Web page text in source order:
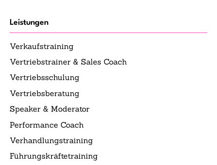
Leistungen
Verkaufstraining
Vertriebstrainer & Sales Coach
Vertriebsschulung
Vertriebsberatung
Speaker & Moderator
Performance Coach
Verhandlungstraining
Führungskräftetraining